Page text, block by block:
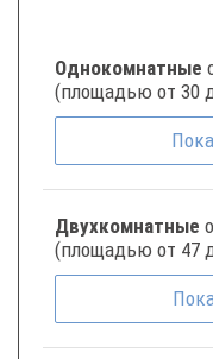
Однокомнатные
(площадью от 30
Двухкомнатные
(площадью от 47